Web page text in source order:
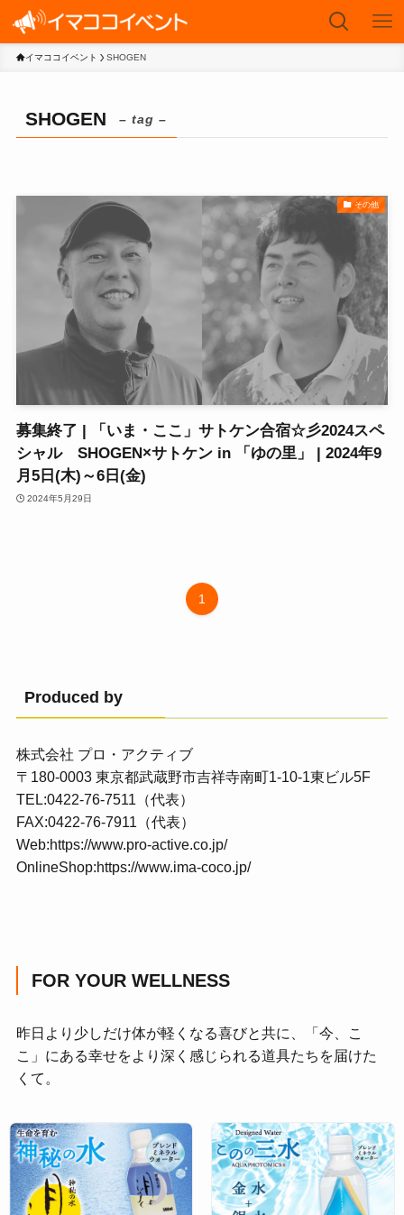
イマココイベント SHOGEN
SHOGEN – tag –
その他
募集終了 | 「いま・ここ」サトケン合宿☆彡2024スペ
シャル SHOGEN×サトケン in 「ゆの里」 | 2024年9
月5日(木)～6日(金)
2024年5月29日
1
Produced by
株式会社 プロ・アクティブ
〒180-0003 東京都武蔵野市吉祥寺南町1-10-1東ビル5F
TEL:0422-76-7511（代表）
FAX:0422-76-7911（代表）
Web:https://www.pro-active.co.jp/
OnlineShop:https://www.ima-coco.jp/
FOR YOUR WELLNESS
昨日より少しだけ体が軽くなる喜びと共に、「今、こ
こ」にある幸せをより深く感じられる道具たちを届けた
くて。